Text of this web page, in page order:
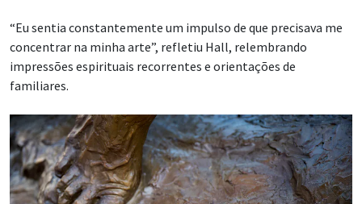
“Eu sentia constantemente um impulso de que precisava me
concentrar na minha arte”, refletiu Hall, relembrando
impressões espirituais recorrentes e orientações de
familiares.